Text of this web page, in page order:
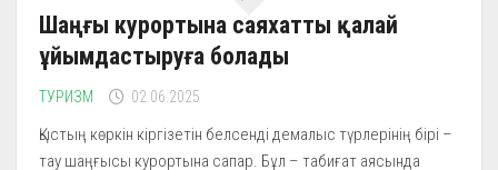
Шаңғы курортына саяхатты қалай
ұйымдастыруға болады
ТУРИЗМ 02.06.2025
Қыстың көркін кіргізетін белсенді демалыс түрлерінің бірі –
тау шаңғысы курортына сапар. Бұл – табиғат аясында